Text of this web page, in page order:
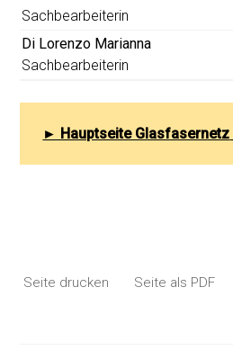
Sachbearbeiterin
Di Lorenzo MariannaFunktion
Sachbearbeiterin
► Hauptseite Glasfasernetz
Seite drucken Seite als PDF